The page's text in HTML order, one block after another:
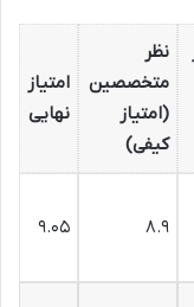
نظر
متخصصین
(امتیاز
کیفی)
امتیاز
نهایی
۸.۹ ۹.۰۵